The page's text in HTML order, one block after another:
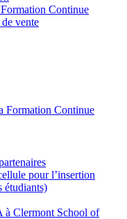
Continue
vente
Formation Continue
pour l’insertion
étudiants)
à Clermont School of